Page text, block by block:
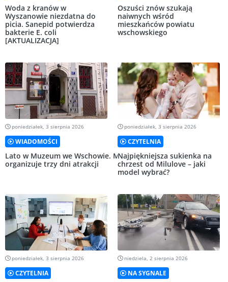
Woda z kranów w
Wyszanowie niezdatna do
picia. Sanepid potwierdza
bakterie E. coli
[AKTUALIZACJA]
Oszuści znów szukają
naiwnych wśród
mieszkańców powiatu
wschowskiego
poniedziałek, 3 sierpnia 2026
WIADOMOŚCI
Lato w Muzeum we Wschowie. MZW
organizuje trzy dni atrakcji
poniedziałek, 3 sierpnia 2026
CZYTELNIA
Najpiękniejsza sukienka na
chrzest od Milulove – jaki
model wybrać?
poniedziałek, 3 sierpnia 2026
CZYTELNIA
niedziela, 2 sierpnia 2026
NA SYGNALE